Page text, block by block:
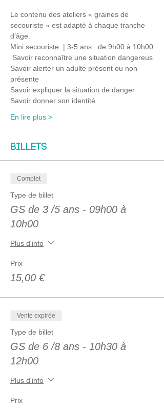
Le contenu des ateliers « graines de
secouriste » est adapté à chaque tranche
d’âge.
Mini secouriste  | 3-5 ans : de 9h00 à 10h00
Savoir reconnaître une situation dangereus
Savoir alerter un adulte présent ou non
présente
Savoir expliquer la situation de danger
Savoir donner son identité
En lire plus >
Billets
Complet
Type de billet
GS de 3 /5 ans - 09h00 à
10h00
Plus d'info
Prix
15,00 €
Vente expirée
Type de billet
GS de 6 /8 ans - 10h30 à
12h00
Plus d'info
Prix